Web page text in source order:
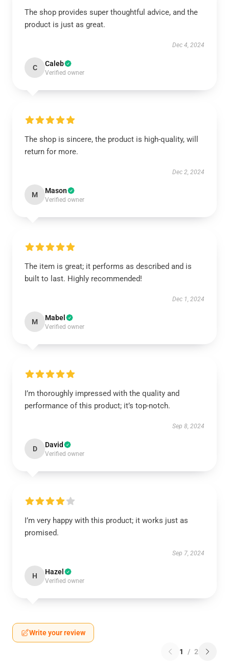
The shop provides super thoughtful advice, and the
product is just as great.
Dec 4, 2024
C Caleb
Verified owner
The shop is sincere, the product is high-quality, will
return for more.
Dec 2, 2024
M Mason
Verified owner
The item is great; it performs as described and is
built to last. Highly recommended!
Dec 1, 2024
M Mabel
Verified owner
I’m thoroughly impressed with the quality and
performance of this product; it’s top-notch.
Sep 8, 2024
D David
Verified owner
I’m very happy with this product; it works just as
promised.
Sep 7, 2024
H Hazel
Verified owner
Write your review
1 / 2